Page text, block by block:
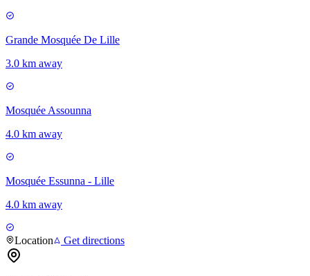
Grande Mosquée De Lille
3.0 km away
Mosquée Assounna
4.0 km away
Mosquée Essunna - Lille
4.0 km away
Location Get directions